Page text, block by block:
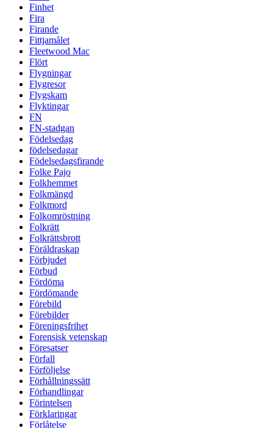
Finhet
Fira
Firande
Fittjamålet
Fleetwood Mac
Flört
Flygningar
Flygresor
Flygskam
Flyktingar
FN
FN-stadgan
Födelsedag
födelsedagar
Födelsedagsfirande
Folke Pajo
Folkhemmet
Folkmängd
Folkmord
Folkomröstning
Folkrätt
Folkrättsbrott
Föräldraskap
Förbjudet
Förbud
Fördöma
Fördömande
Förebild
Förebilder
Föreningsfrihet
Forensisk vetenskap
Föresatser
Förfall
Förföljelse
Förhållningssätt
Förhandlingar
Förintelsen
Förklaringar
Förlåtelse